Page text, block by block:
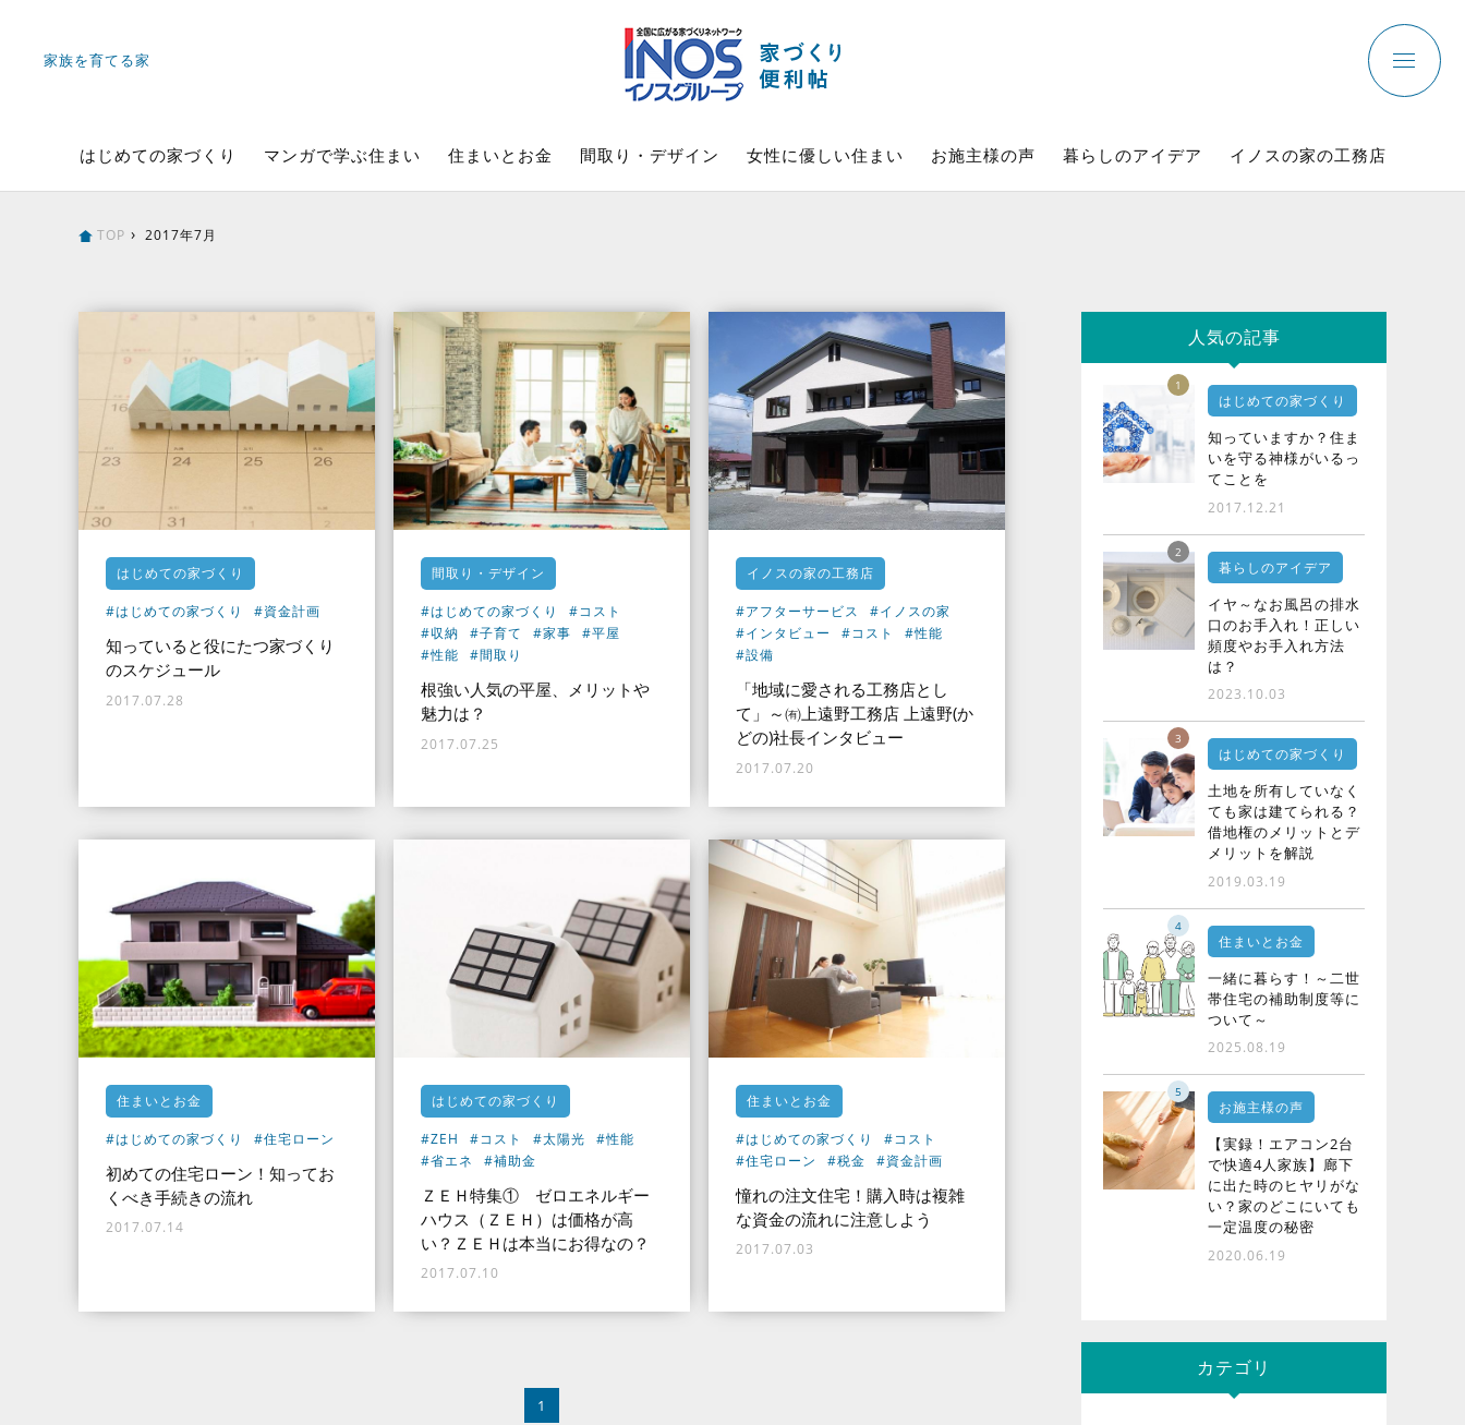
家族を育てる家
はじめての家づくり マンガで学ぶ住まい 住まいとお金 間取り・デザイン 女性に優しい住まい お施主様の声 暮らしのアイデア イノスの家の工務店
TOP 2017年7月
はじめての家づくり
#はじめての家づくり #資金計画
知っていると役にたつ家づくり
のスケジュール
2017.07.28
間取り・デザイン
#はじめての家づくり
#コスト
#収納
#子育て #家事
#平屋
#性能
#間取り
根強い人気の平屋、メリットや
魅力は？
2017.07.25
イノスの家の工務店
#アフターサービス
#イノスの家
#インタビュー
#コスト
#性能
#設備
「地域に愛される工務店とし
て」～㈲上遠野工務店 上遠野(か
どの)社長インタビュー
2017.07.20
住まいとお金
#はじめての家づくり #住宅ローン
初めての住宅ローン！知ってお
くべき手続きの流れ
2017.07.14
はじめての家づくり
#ZEH #コスト #太陽光
#性能
#省エネ
#補助金
ＺＥＨ特集① ゼロエネルギー
ハウス（ＺＥＨ）は価格が高
い？ＺＥＨは本当にお得なの？
2017.07.10
住まいとお金
#はじめての家づくり
#コスト
#住宅ローン
#税金 #資金計画
憧れの注文住宅！購入時は複雑
な資金の流れに注意しよう
2017.07.03
1
人気の記事
1
はじめての家づくり
知っていますか？住ま
いを守る神様がいるっ
てことを
2017.12.21
2
暮らしのアイデア
イヤ～なお風呂の排水
口のお手入れ！正しい
頻度やお手入れ方法
は？
2023.10.03
3
はじめての家づくり
土地を所有していなく
ても家は建てられる？
借地権のメリットとデ
メリットを解説
2019.03.19
4
住まいとお金
一緒に暮らす！～二世
帯住宅の補助制度等に
ついて～
2025.08.19
5
お施主様の声
【実録！エアコン2台
で快適4人家族】廊下
に出た時のヒヤリがな
い？家のどこにいても
一定温度の秘密
2020.06.19
カテゴリ